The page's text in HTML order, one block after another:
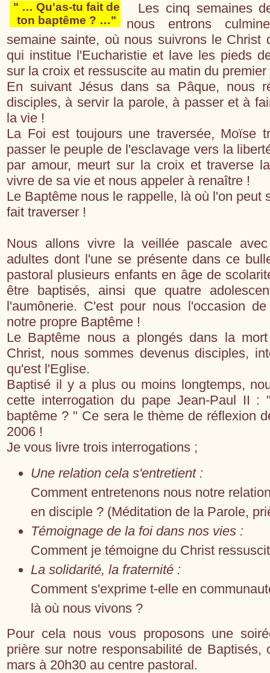
" … Qu'as-tu fait de
ton baptême ? …"
Les cinq semaines
nous entrons
semaine sainte, où nous suivrons le Christ
qui institue l'Eucharistie et lave les pieds
sur la croix et ressuscite au matin du premier
En suivant Jésus dans sa Pâque, nous
disciples, à servir la parole, à passer et à
la vie !
La Foi est toujours une traversée, Moïse
passer le peuple de l'esclavage vers la
par amour, meurt sur la croix et traverse
vivre de sa vie et nous appeler à renaître !
Le Baptême nous le rappelle, là où l'on peut
fait traverser !
Nous allons vivre la veillée pascale
adultes dont l'une se présente dans ce
pastoral plusieurs enfants en âge de
être baptisés, ainsi que quatre
l'aumônerie. C'est pour nous l'occasion
notre propre Baptême !
Le Baptême nous a plongés dans la
Christ, nous sommes devenus disciples,
qu'est l'Eglise.
Baptisé il y a plus ou moins longtemps,
cette interrogation du pape Jean-Paul II :
baptême ? " Ce sera le thème de réflexion
2006 !
Je vous livre trois interrogations ;
Une relation cela s'entretient :
Comment entretenons nous notre
en disciple ? (Méditation de la Parole,
Témoignage de la foi dans nos vies :
Comment je témoigne du Christ
La solidarité, la fraternité :
Comment s'exprime t-elle en
là où nous vivons ?
Pour cela nous vous proposons une
prière sur notre responsabilité de Baptisés,
mars à 20h30 au centre pastoral.